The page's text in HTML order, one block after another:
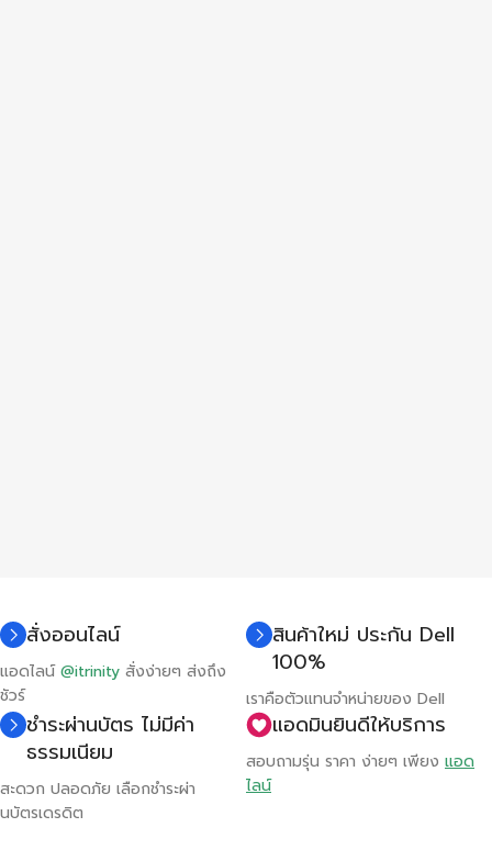
สั่งออนไลน์
แอดไลน์@itrinity สั่งง่ายๆ ส่งถึง
ชัวร์
สินค้าใหม่ ประกัน Dell
100%
เราคือตัวแทนจำหน่ายของ Dell
ชำระผ่านบัตร ไม่มีค่า
ธรรมเนียม
สะดวก ปลอดภัย เลือกชำระผ่า
นบัตรเดรดิต
แอดมินยินดีให้บริการ
สอบถามรุ่น ราคา ง่ายๆ เพียง แอด
ไลน์